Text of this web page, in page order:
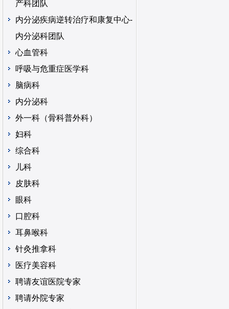
产科团队
内分泌疾病逆转治疗和康复中心-
内分泌科团队
心血管科
呼吸与危重症医学科
脑病科
内分泌科
外一科（骨科普外科）
妇科
综合科
儿科
皮肤科
眼科
口腔科
耳鼻喉科
针灸推拿科
医疗美容科
聘请友谊医院专家
聘请外院专家